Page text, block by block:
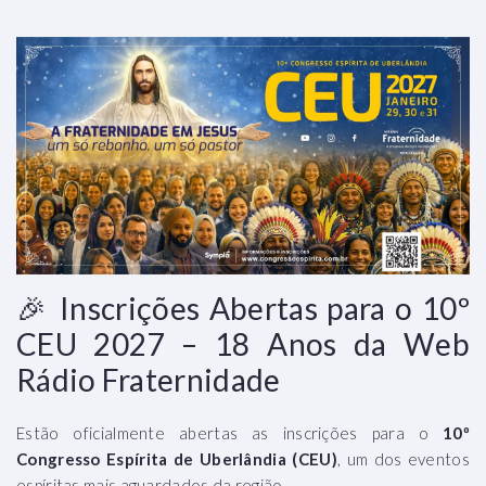
🎉 Inscrições Abertas para o 10º
CEU 2027 – 18 Anos da Web
Rádio Fraternidade
Estão oficialmente abertas as inscrições para o 10º
Congresso Espírita de Uberlândia (CEU), um dos eventos